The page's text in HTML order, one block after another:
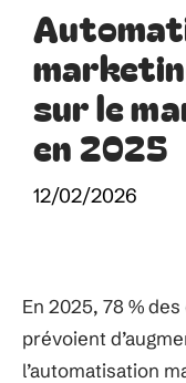
sur le
en 2025
12/02/2026
En 2025, 78 %
prévoient
l’automatisation